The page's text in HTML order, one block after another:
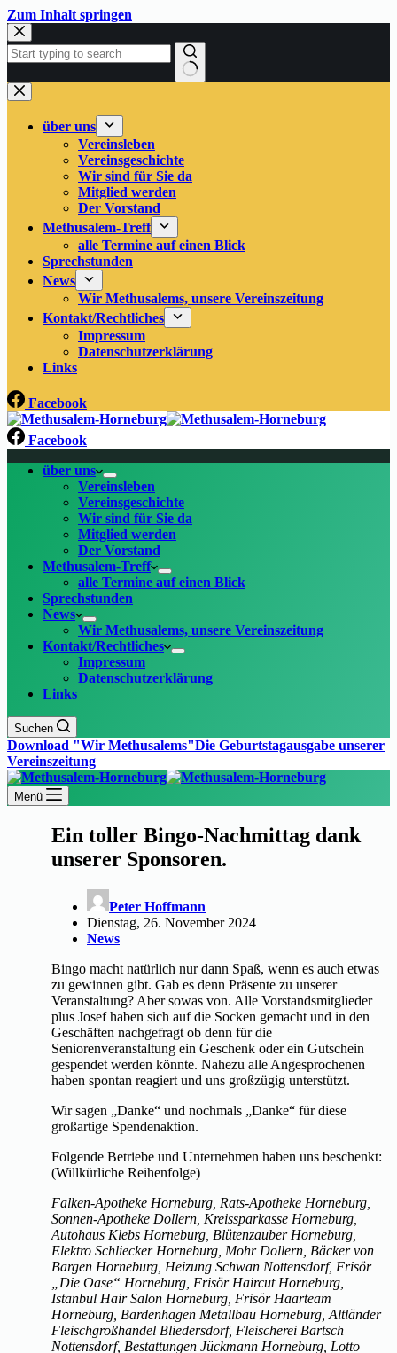
Zum Inhalt springen
springen
Keine
Ergebnisse
über uns
Vereinsleben
Vereinsgeschichte
Wir sind für Sie da
Mitglied werden
Der Vorstand
Methusalem-Treff
alle Termine auf einen Blick
Sprechstunden
News
Wir Methusalems, unsere Vereinszeitung
Kontakt/Rechtliches
Impressum
Datenschutzerklärung
Links
Facebook
Facebook
über uns
Vereinsleben
Vereinsgeschichte
Wir sind für Sie da
Mitglied werden
Der Vorstand
Methusalem-Treff
alle Termine auf einen Blick
Sprechstunden
News
Wir Methusalems, unsere Vereinszeitung
Kontakt/Rechtliches
Impressum
Datenschutzerklärung
Links
Suchen
Download "Wir Methusalems"Die Geburtstagausgabe unserer
Vereinszeitung
Menü
Ein toller Bingo-Nachmittag dank
unserer Sponsoren.
Peter Hoffmann
Dienstag, 26. November 2024
News
Bingo macht natürlich nur dann Spaß, wenn es auch etwas
zu gewinnen gibt. Gab es denn Präsente zu unserer
Veranstaltung? Aber sowas von. Alle Vorstandsmitglieder
plus Josef haben sich auf die Socken gemacht und in den
Geschäften nachgefragt ob denn für die
Seniorenveranstaltung ein Geschenk oder ein Gutschein
gespendet werden könnte. Nahezu alle Angesprochenen
haben spontan reagiert und uns großzügig unterstützt.
Wir sagen „Danke“ und nochmals „Danke“ für diese
großartige Spendenaktion.
Folgende Betriebe und Unternehmen haben uns beschenkt:
(Willkürliche Reihenfolge)
Falken-Apotheke Horneburg, Rats-Apotheke Horneburg,
Sonnen-Apotheke Dollern, Kreissparkasse Horneburg,
Autohaus Klebs Horneburg, Blütenzauber Horneburg,
Elektro Schliecker Horneburg, Mohr Dollern, Bäcker von
Bargen Horneburg, Heizung Schwan Nottensdorf, Frisör
„Die Oase“ Horneburg, Frisör Haircut Horneburg,
Istanbul Hair Salon Horneburg, Frisör Haarteam
Horneburg, Bardenhagen Metallbau Horneburg, Altländer
Fleischgroßhandel Bliedersdorf, Fleischerei Bartsch
Nottensdorf, Bestattungen Jückmann Horneburg, Lotto